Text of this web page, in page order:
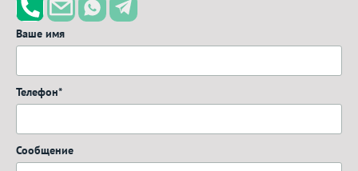
Ваше имя
Телефон*
Сообщение